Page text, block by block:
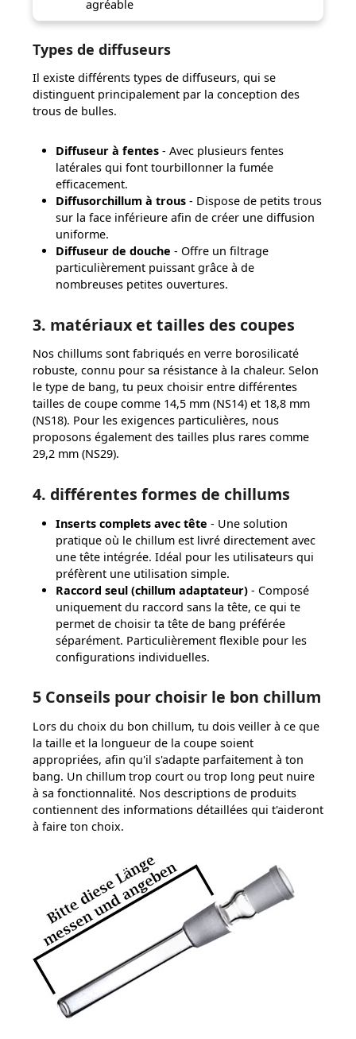
agréable
Types de diffuseurs
Il existe différents types de diffuseurs, qui se
distinguent principalement par la conception des
trous de bulles.
Diffuseur à fentes- Avec plusieurs fentes
latérales qui font tourbillonner la fumée
efficacement.
Diffusorchillum à trous- Dispose de petits trous
sur la face inférieure afin de créer une diffusion
uniforme.
Diffuseur de douche - Offre un filtrage
particulièrement puissant grâce à de
nombreuses petites ouvertures.
3. matériaux et tailles des coupes
Nos chillums sont fabriqués en verre borosilicaté
robuste, connu pour sa résistance à la chaleur. Selon
le type de bang, tu peux choisir entre différentes
tailles de coupe comme 14,5 mm (NS14) et 18,8 mm
(NS18). Pour les exigences particulières, nous
proposons également des tailles plus rares comme
29,2 mm (NS29).
4. différentes formes de chillums
Inserts complets avec tête - Une solution
pratique où le chillum est livré directement avec
une tête intégrée. Idéal pour les utilisateurs qui
préfèrent une utilisation simple.
Raccord seul (chillum adaptateur)- Composé
uniquement du raccord sans la tête, ce qui te
permet de choisir ta tête de bang préférée
séparément. Particulièrement flexible pour les
configurations individuelles.
5 Conseils pour choisir le bon chillum
Lors du choix du bon chillum, tu dois veiller à ce que
la taille et la longueur de la coupe soient
appropriées, afin qu'il s'adapte parfaitement à ton
bang. Un chillum trop court ou trop long peut nuire
à sa fonctionnalité. Nos descriptions de produits
contiennent des informations détaillées qui t'aideront
à faire ton choix.